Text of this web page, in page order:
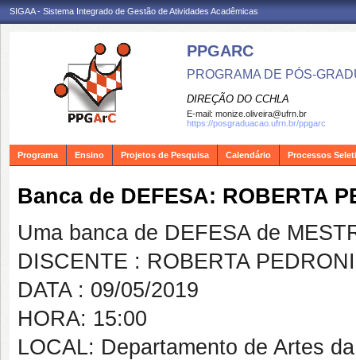
SIGAA - Sistema Integrado de Gestão de Atividades Acadêmicas
PPGARC
PROGRAMA DE PÓS-
DIREÇÃO DO CCHLA
E-mail: monize.oliveira@ufrn.br
https://posgraduacao.ufrn.br/ppgarc
Programa Ensino Projetos de Pesquisa Calendário Processos
Banca de DEFESA: ROBERTA
Uma banca de DEFESA de
DISCENTE : ROBERTA PEDRONI
DATA : 09/05/2019
HORA: 15:00
LOCAL: Departamento de Artes